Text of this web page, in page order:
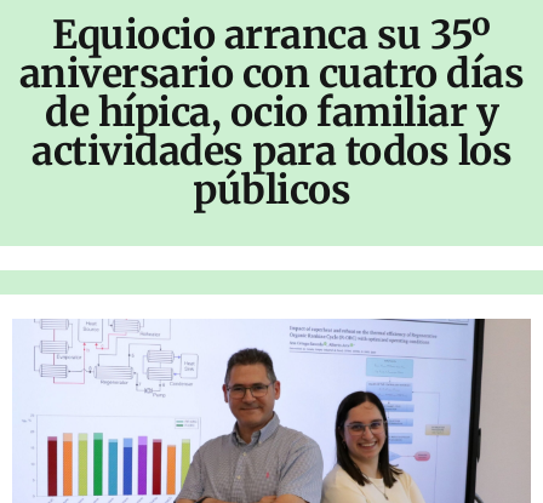
Equiocio arranca su 35º
aniversario con cuatro días
de hípica, ocio familiar y
actividades para todos los
públicos